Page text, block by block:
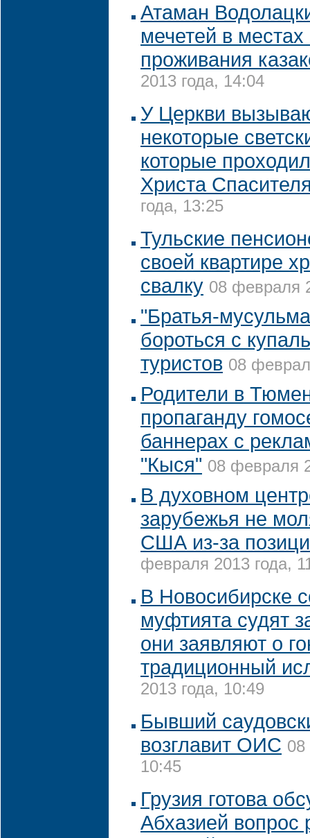
Атаман
мечетей в местах
проживания
2013 года, 14:04
У Церкви
некоторые
которые
Христа
года, 13:25
Тульские
своей квартире
свалку 08 февраля
"Братья-
бороться с
туристов 08
Родители в
пропаганду
баннерах с
"Кыся" 08 февраля
В духовном
зарубежья не
США из-за
февраля 2013 года,
В Новосибирске
муфтията судят
они заявляют о
традиционный
2013 года, 10:49
Бывший
возглавит ОИС 08
10:45
Грузия готова
Абхазией вопрос